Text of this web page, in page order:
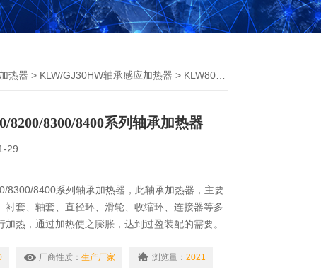
热器 > KLW/GJ30HW轴承感应加热器 > KLW8010瑞德KLW8100/8200/8300/8400系列轴承加热器
8200/8300/8400系列轴承加热器
29
8300/8400系列轴承加热器，此轴承加热器，主要
衬套、轴套、直径环、滑轮、收缩环、连接器等多
加热，通过加热使之膨胀，达到过盈装配的需要。
供的产品，广泛应用于电力、水利、石油、铁路、
厂商性质： 生产厂家 浏览量： 2021